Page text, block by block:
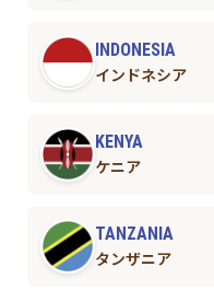
INDONESIA
インドネシア
KENYA
ケニア
TANZANIA
タンザニア